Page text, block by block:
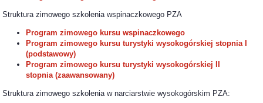
Struktura zimowego szkolenia wspinaczkowego PZA
Program zimowego kursu wspinaczkowego
Program zimowego kursu turystyki wysokogórskiej stopnia I
(podstawowy)
Program zimowego kursu turystyki wysokogórskiej II
stopnia (zaawansowany)
Struktura zimowego szkolenia w narciarstwie wysokogórskim PZA: